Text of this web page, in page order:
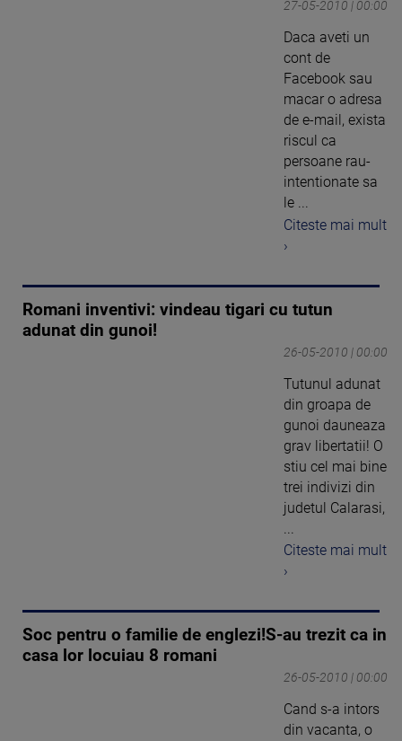
27-05-2010 | 00:00
Daca aveti un
cont de
Facebook sau
macar o adresa
de e-mail, exista
riscul ca
persoane rau-
intentionate sa
le ...
Citeste mai mult
›
Romani inventivi: vindeau tigari cu tutun
adunat din gunoi!
26-05-2010 | 00:00
Tutunul adunat
din groapa de
gunoi dauneaza
grav libertatii! O
stiu cel mai bine
trei indivizi din
judetul Calarasi,
...
Citeste mai mult
›
Soc pentru o familie de englezi!S-au trezit ca in
casa lor locuiau 8 romani
26-05-2010 | 00:00
Cand s-a intors
din vacanta, o